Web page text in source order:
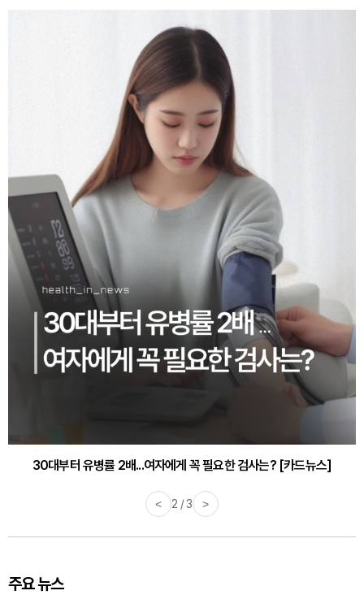
30대부터 유병률 2배...여자에게 꼭 필요한 검사는? [카드뉴스]
감기·독감 예방하고 면역력 높이는 4가지 영양제 [카드뉴스]
< 2 / 3 >
주요 뉴스